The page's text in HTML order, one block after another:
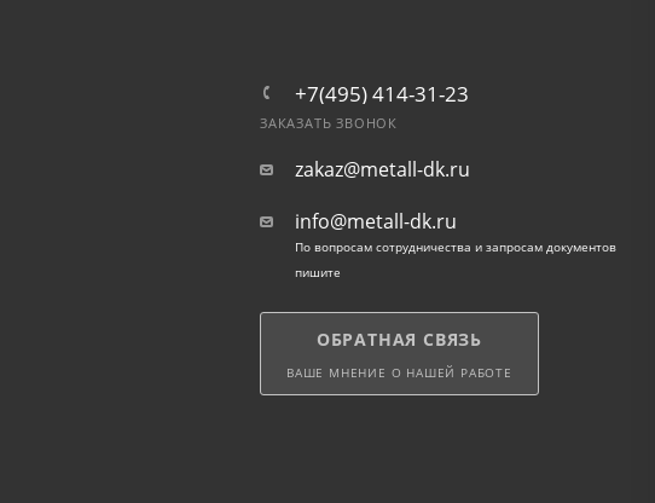
+7(495) 414-31-23
ЗАКАЗАТЬ ЗВОНОК
zakaz@metall-dk.ru
info@metall-dk.ru
По вопросам сотрудничества и запросам документов
пишите
ОБРАТНАЯ СВЯЗЬ
ВАШЕ МНЕНИЕ О НАШЕЙ РАБОТЕ